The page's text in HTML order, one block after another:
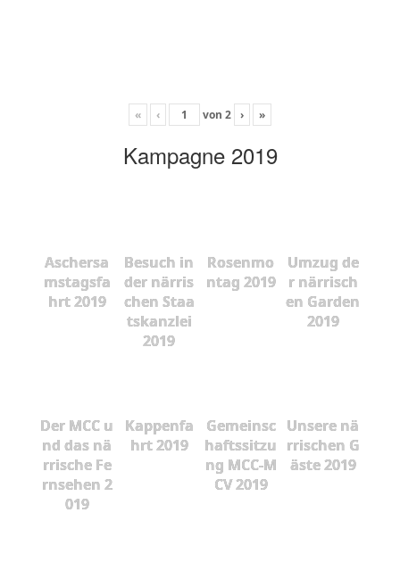
« ‹ von 2 › »
Kampagne 2019
Aschersa
mstagsfa
hrt 2019
Besuch in
der närris
chen Staa
tskanzlei
2019
Rosenmo
ntag 2019
Umzug de
r närrisch
en Garden
2019
Der MCC u
nd das nä
rrische Fe
rnsehen 2
019
Kappenfa
hrt 2019
Gemeinsc
haftssitzu
ng MCC-M
CV 2019
Unsere nä
rrischen G
äste 2019